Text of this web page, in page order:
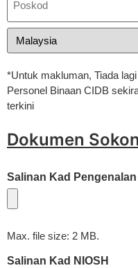
*Untuk makluman, Tiada
Personel Binaan CIDB
terkini
Dokumen
Salinan Kad Pengenalan
Max. file size: 2 MB.
Salinan Kad NIOSH